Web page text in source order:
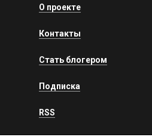
О проекте
Контакты
Стать блогером
Подписка
RSS